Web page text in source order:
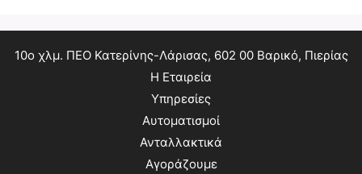
10ο χλμ. ΠΕΟ Κατερίνης-Λάρισας, 602 00 Βαρικό, Πιερίας
Η Εταιρεία
Υπηρεσίες
Αυτοματισμοί
Ανταλλακτικά
Αγοράζουμε